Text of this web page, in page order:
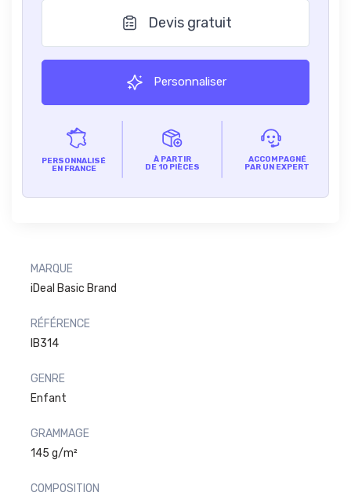
Devis gratuit
Personnaliser
PERSONNALISÉ
EN FRANCE
À PARTIR
DE 10 PIÈCES
ACCOMPAGNÉ
PAR UN EXPERT
MARQUE
iDeal Basic Brand
RÉFÉRENCE
IB314
GENRE
Enfant
GRAMMAGE
145 g/m²
COMPOSITION